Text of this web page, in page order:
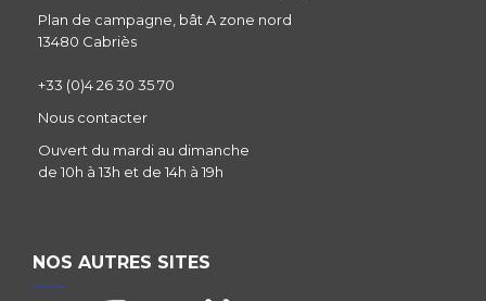
Plan de campagne, bât A zone nord
13480 Cabriès
+33 (0)4 26 30 35 70
Nous contacter
Ouvert du mardi au dimanche
de 10h à 13h et de 14h à 19h
NOS AUTRES SITES